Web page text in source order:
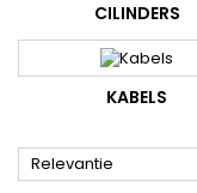
CILINDERS
KABELS
Relevantie